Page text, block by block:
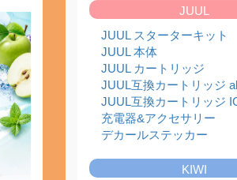
【本日限定】日本代表 決勝トーナ
セール！
2026,06,24
JUUL本体と純正カートリッジ入荷
2026,06,20
KIWI本体と純正カートリッジを入荷
た!!
2026,06,17
ICEBERG Dispo 2(アイスバーグ デ
JUUL
JUUL スターターキット
JUUL 本体
JUUL カートリッジ
JUUL互換カートリッジ
JUUL互換カートリッジ
充電器&アクセサリー
デカールステッカー
KIWI